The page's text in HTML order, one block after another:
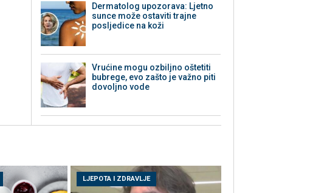
Dermatolog upozorava: Ljetno
sunce može ostaviti trajne
posljedice na koži
Vrućine mogu ozbiljno oštetiti
bubrege, evo zašto je važno piti
dovoljno vode
LJEPOTA I ZDRAVLJE